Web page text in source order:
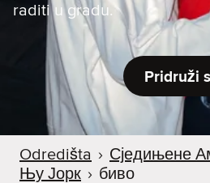
raditi u gradu.
Pridruži
Odredišta › Сједињене
Њу Јорк › биво